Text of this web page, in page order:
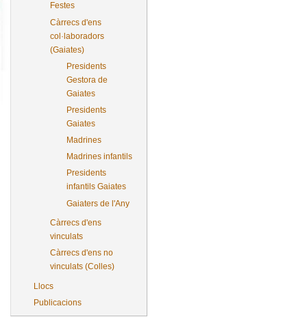
Festes
Càrrecs d'ens
col·laboradors
(Gaiates)
Presidents
Gestora de
Gaiates
Presidents
Gaiates
Madrines
Madrines infantils
Presidents
infantils Gaiates
Gaiaters de l'Any
Càrrecs d'ens
vinculats
Càrrecs d'ens no
vinculats (Colles)
Llocs
Publicacions